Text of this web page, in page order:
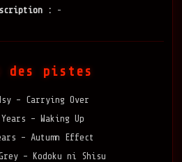
:
-
des pistes
– Carrying Over
– Waking Up
– Autumn Effect
– Kodoku ni Shisu